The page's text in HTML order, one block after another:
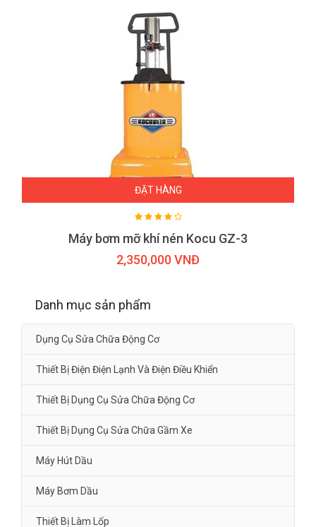
ĐẶT HÀNG
Máy bơm mỡ khí nén Kocu GZ-3
2,350,000 VNĐ
Danh mục sản phẩm
Dụng Cụ Sửa Chữa Động Cơ
Thiết Bị Điện Điện Lạnh Và Điện Điều Khiển
Thiết Bị Dụng Cụ Sửa Chữa Động Cơ
Thiết Bị Dụng Cụ Sửa Chữa Gầm Xe
Máy Hút Dầu
Máy Bơm Dầu
Thiết Bị Làm Lốp